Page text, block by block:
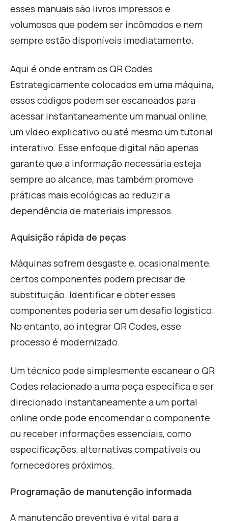
esses manuais são livros impressos e
volumosos que podem ser incômodos e nem
sempre estão disponíveis imediatamente.
Aqui é onde entram os QR Codes.
Estrategicamente colocados em uma máquina,
esses códigos podem ser escaneados para
acessar instantaneamente um manual online,
um vídeo explicativo ou até mesmo um tutorial
interativo. Esse enfoque digital não apenas
garante que a informação necessária esteja
sempre ao alcance, mas também promove
práticas mais ecológicas ao reduzir a
dependência de materiais impressos.
Aquisição rápida de peças
Máquinas sofrem desgaste e, ocasionalmente,
certos componentes podem precisar de
substituição. Identificar e obter esses
componentes poderia ser um desafio logístico.
No entanto, ao integrar QR Codes, esse
processo é modernizado.
Um técnico pode simplesmente escanear o QR
Codes relacionado a uma peça específica e ser
direcionado instantaneamente a um portal
online onde pode encomendar o componente
ou receber informações essenciais, como
especificações, alternativas compatíveis ou
fornecedores próximos.
Programação de manutenção informada
A manutenção preventiva é vital para a